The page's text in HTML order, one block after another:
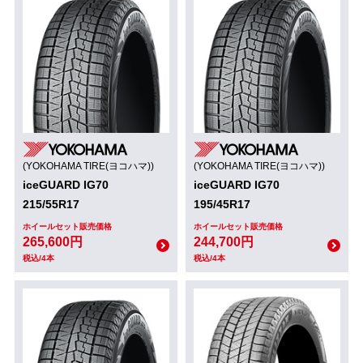
(YOKOHAMA TIRE(ヨコハマ))
iceGUARD IG70
215/55R17
ホイールセット販売価格
265,600円
税込/4本
(YOKOHAMA TIRE(ヨコハマ))
iceGUARD IG70
195/45R17
ホイールセット販売価格
244,700円
税込/4本